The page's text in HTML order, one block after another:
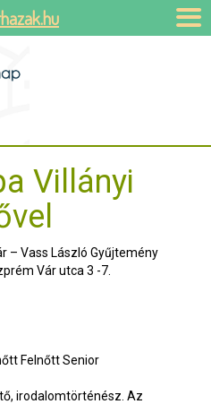
Villányi
– Vass László Gyűjtemény
Vár utca 3 -7.
Felnőtt Senior
irodalomtörténész. Az